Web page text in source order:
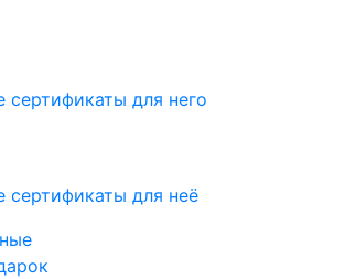
сертификаты для него
сертификаты для неё